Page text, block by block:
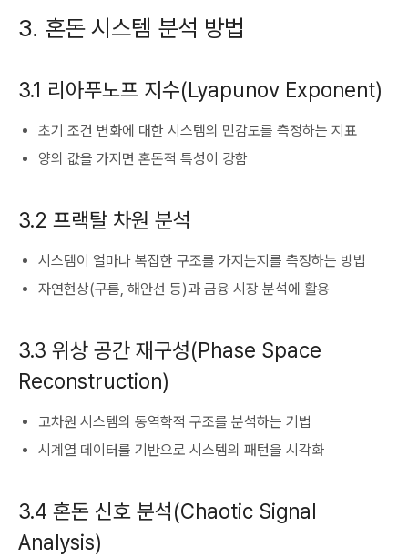
3. 혼돈 시스템 분석 방법
3.1 리아푸노프 지수(Lyapunov Exponent)
초기 조건 변화에 대한 시스템의 민감도를 측정하는 지표
양의 값을 가지면 혼돈적 특성이 강함
3.2 프랙탈 차원 분석
시스템이 얼마나 복잡한 구조를 가지는지를 측정하는 방법
자연현상(구름, 해안선 등)과 금융 시장 분석에 활용
3.3 위상 공간 재구성(Phase Space
Reconstruction)
고차원 시스템의 동역학적 구조를 분석하는 기법
시계열 데이터를 기반으로 시스템의 패턴을 시각화
3.4 혼돈 신호 분석(Chaotic Signal
Analysis)